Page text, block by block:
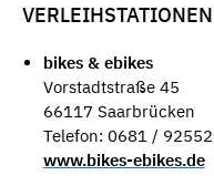
bikes & ebikes
Vorstadtstraße 45
66117 Saarbrücken
Telefon: 0681 /
www.bikes-ebikes.de